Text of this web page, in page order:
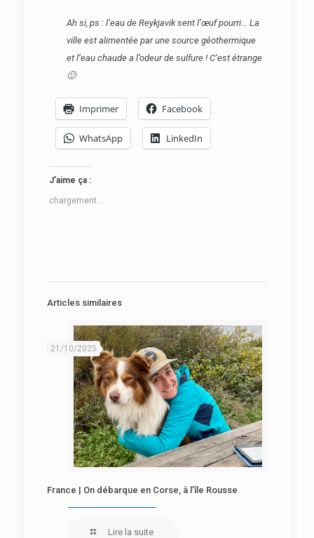
Ah si, ps : l’eau de Reykjavik sent l’œuf pourri… La
ville est alimentée par une source géothermique
et l’eau chaude a l’odeur de sulfure ! C’est étrange
🙂
Imprimer Facebook
WhatsApp LinkedIn
J’aime ça :
chargement…
Articles similaires
21/10/2025
France | On débarque en Corse, à l’île Rousse
Lire la suite